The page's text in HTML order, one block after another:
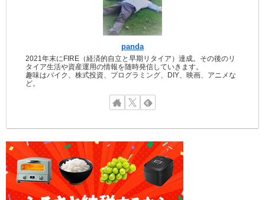
panda
2021年末にFIRE（経済的自立と早期リタイア）達成。その後のリ
タイア生活や資産運用の情報を随時発信していきます。
趣味はバイク、株式投資、プログラミング、DIY、映画、アニメな
ど。